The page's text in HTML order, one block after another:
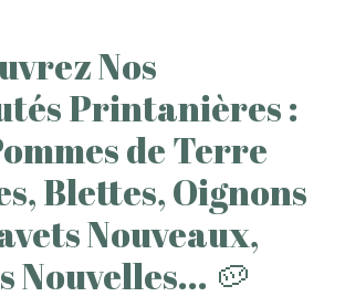
Nos
Printanières:
deTerre
Blettes,Oignons
Nouveaux,
Nouvelles... 🥔